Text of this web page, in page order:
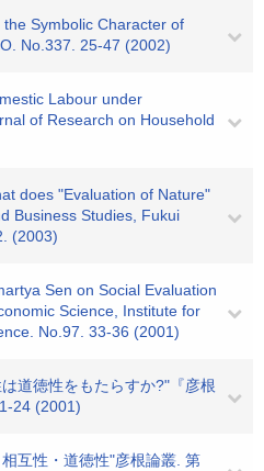
Symbolic Character of
No.337. 25-47 (2002)
Labour under
of Research on Household
does "Evaluation of Nature"
Business Studies, Fukui
(2003)
Sen on Social Evaluation
Science, Institute for
No.97. 33-36 (2001)
道徳性をもたらすか?"『彦根
24 (2001)
互性・道徳性"彦根論叢. 第